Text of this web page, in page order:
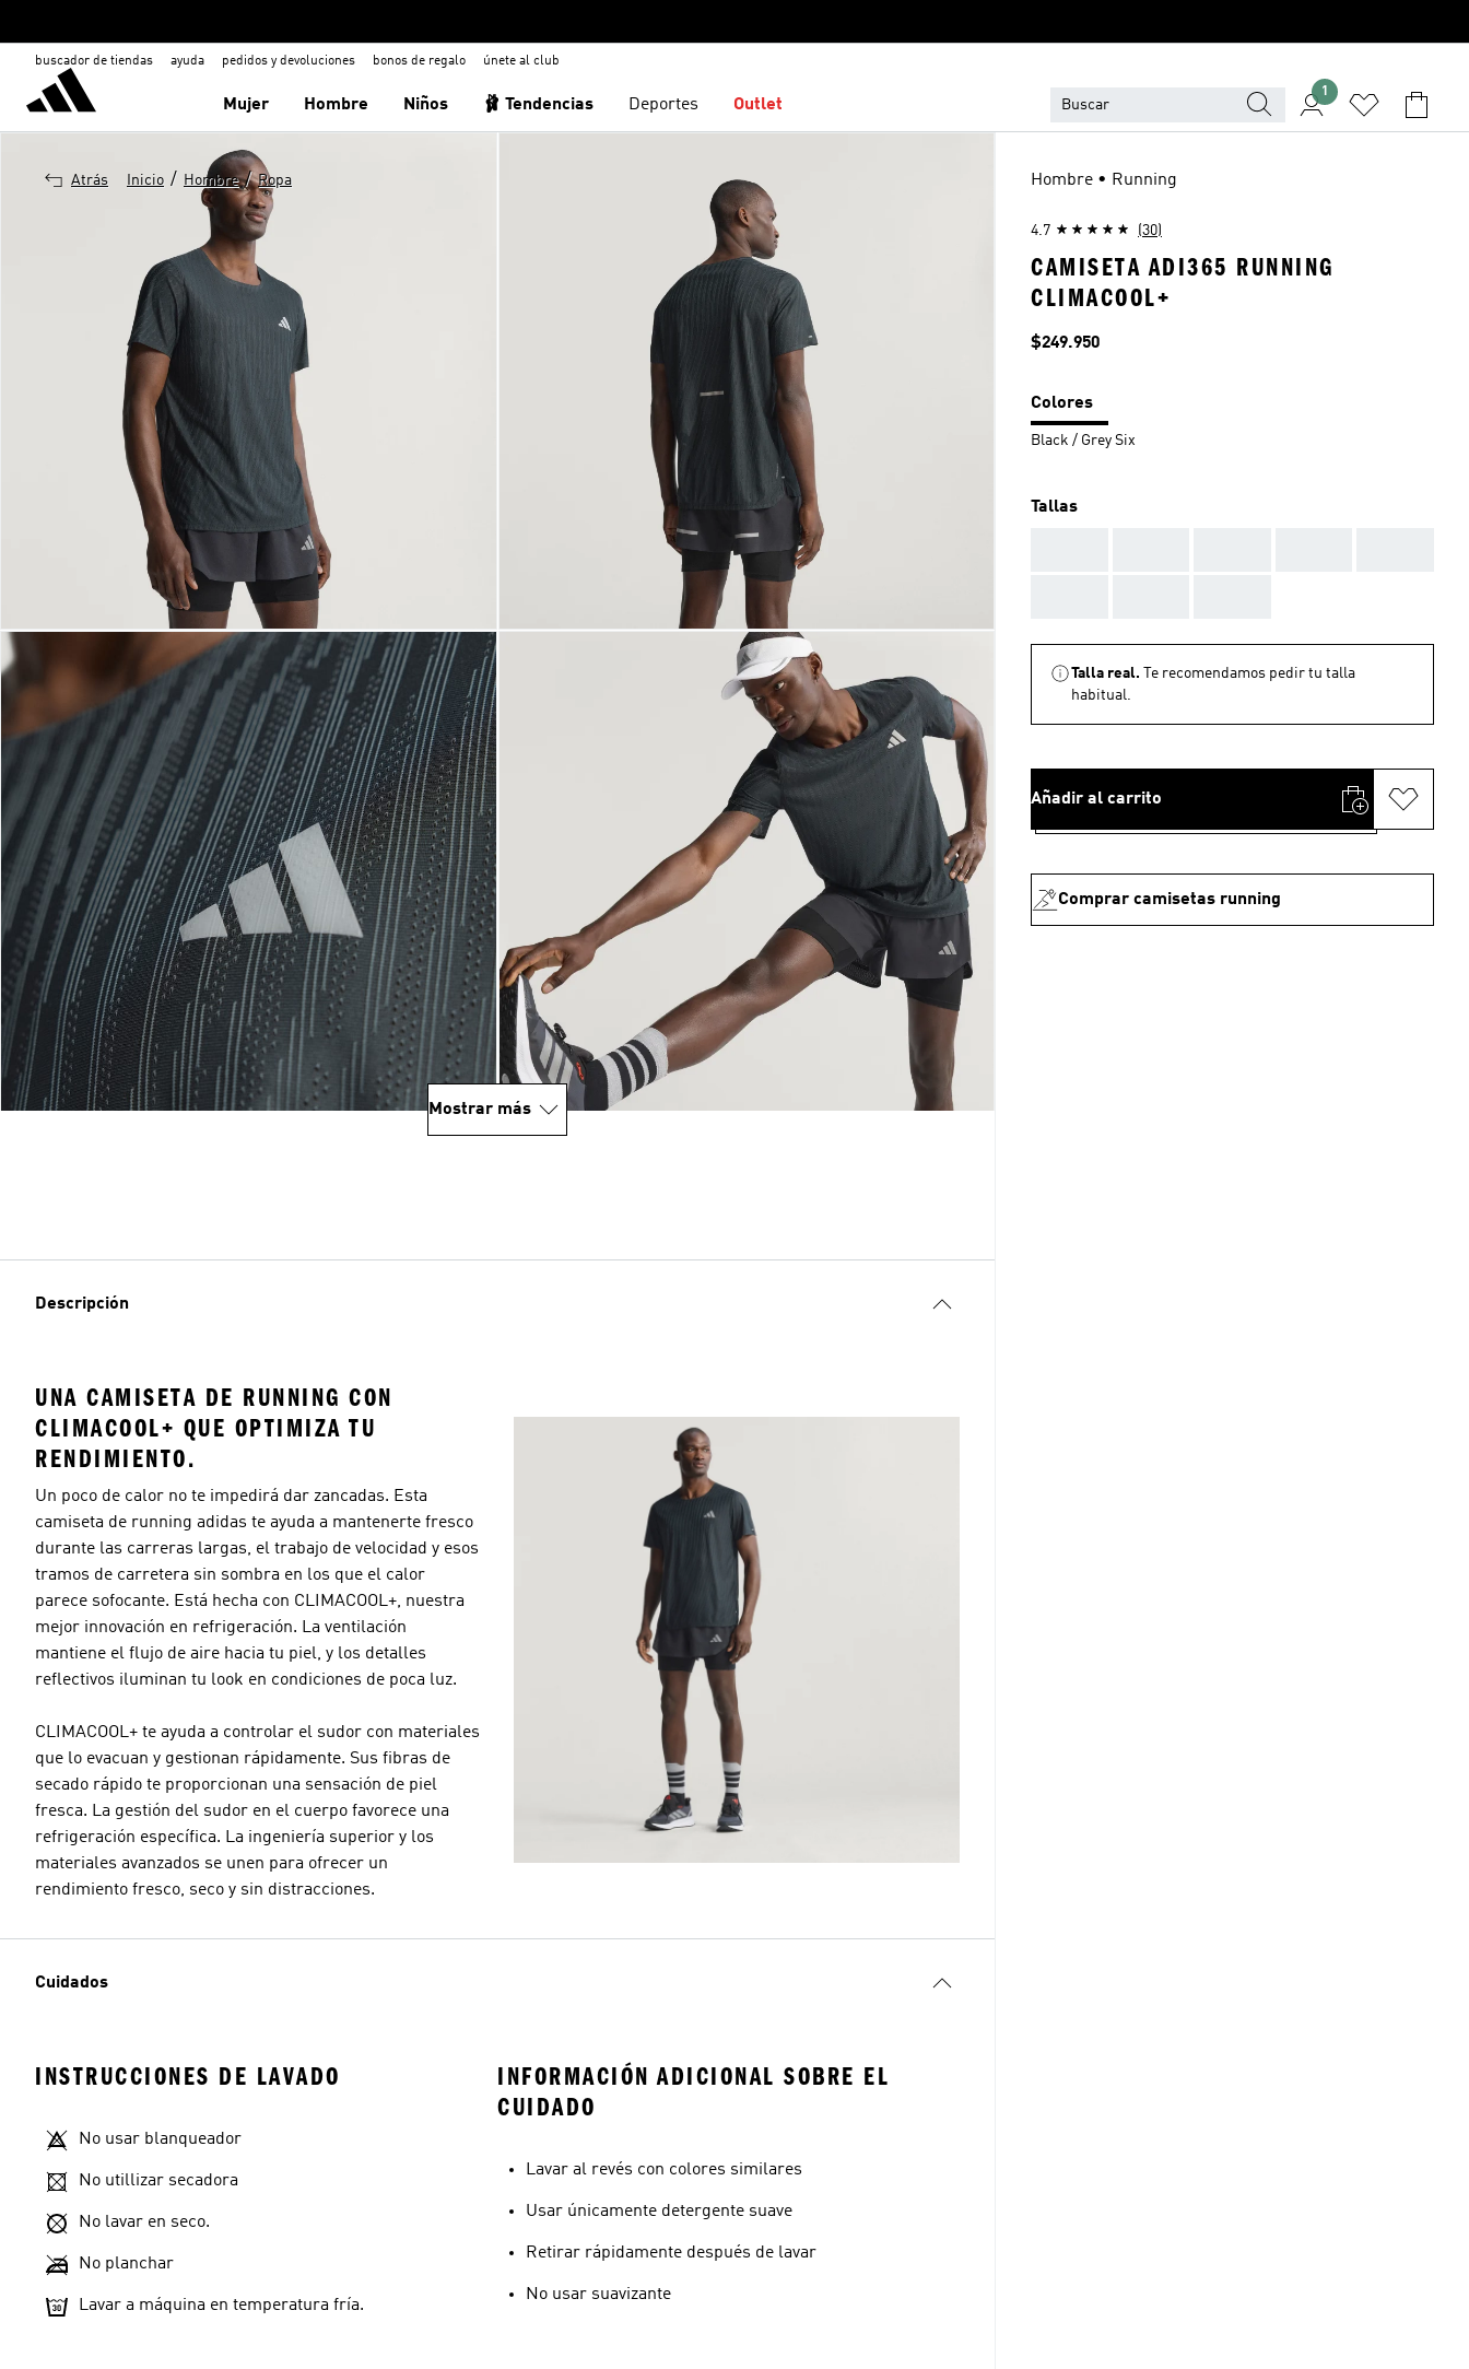
buscador de tiendas ayuda pedidos y devoluciones bonos de regalo únete al club
Mujer Hombre Niños 🩰 Tendencias Deportes Outlet
1
Atrás Inicio / Hombre / Ropa
Mostrar más
Descripción
UNA CAMISETA DE RUNNING CON
CLIMACOOL+ QUE OPTIMIZA TU
RENDIMIENTO.
Un poco de calor no te impedirá dar zancadas. Esta
camiseta de running adidas te ayuda a mantenerte fresco
durante las carreras largas, el trabajo de velocidad y esos
tramos de carretera sin sombra en los que el calor
parece sofocante. Está hecha con CLIMACOOL+, nuestra
mejor innovación en refrigeración. La ventilación
mantiene el flujo de aire hacia tu piel, y los detalles
reflectivos iluminan tu look en condiciones de poca luz.
CLIMACOOL+ te ayuda a controlar el sudor con materiales
que lo evacuan y gestionan rápidamente. Sus fibras de
secado rápido te proporcionan una sensación de piel
fresca. La gestión del sudor en el cuerpo favorece una
refrigeración específica. La ingeniería superior y los
materiales avanzados se unen para ofrecer un
rendimiento fresco, seco y sin distracciones.
Cuidados
INSTRUCCIONES DE LAVADO
No usar blanqueador
No utillizar secadora
No lavar en seco.
No planchar
Lavar a máquina en temperatura fría.
INFORMACIÓN ADICIONAL SOBRE EL
CUIDADO
Lavar al revés con colores similares
Usar únicamente detergente suave
Retirar rápidamente después de lavar
No usar suavizante
Hombre • Running
4.7 (30)
CAMISETA ADI365 RUNNING
CLIMACOOL+
Precio
$249.950
Colores
Black / Grey Six
Tallas
Talla real.
Te recomendamos pedir tu talla
habitual.
Añadir al carrito
Comprar camisetas running